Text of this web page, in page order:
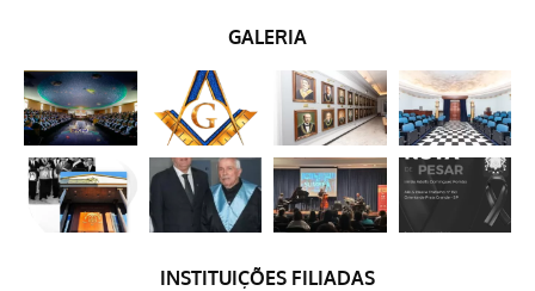
GALERIA
INSTITUIÇÕES FILIADAS